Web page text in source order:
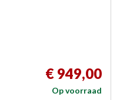
€ 949,00
Op voorraad